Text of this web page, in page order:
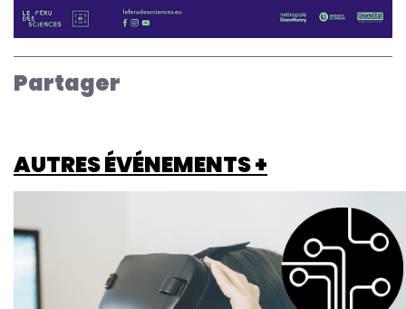
Partager
AUTRES ÉVÉNEMENTS +